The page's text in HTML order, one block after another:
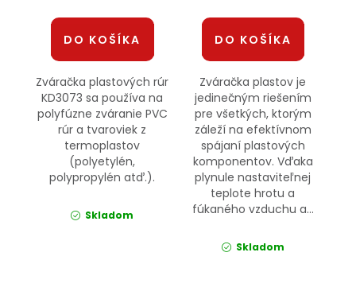
DO KOŠÍKA
Zváračka plastových rúr
KD3073 sa používa na
polyfúzne zváranie PVC
rúr a tvaroviek z
termoplastov
(polyetylén,
polypropylén atď.).
Skladom
DO KOŠÍKA
Zváračka plastov je
jedinečným riešením
pre všetkých, ktorým
záleží na efektívnom
spájaní plastových
komponentov. Vďaka
plynule nastaviteľnej
teplote hrotu a
fúkaného vzduchu a...
Skladom